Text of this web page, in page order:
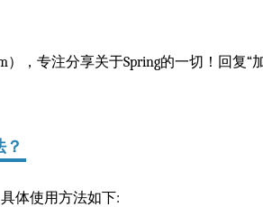
，专注分享关于Spring的一切！回复“
体使用方法如下: